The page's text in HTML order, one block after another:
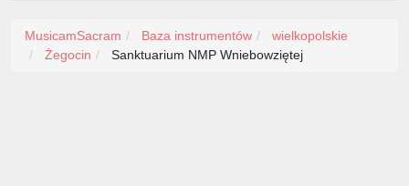
MusicamSacram Baza instrumentów
wielkopolskie
Żegocin
Sanktuarium NMP Wniebowziętej